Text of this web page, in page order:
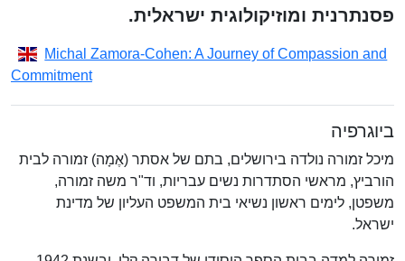
פסנתרנית ומוזיקולוגית ישראלית.
Michal Zamora-Cohen: A Journey of Compassion and
Commitment
ביוגרפיה
מיכל זמורה נולדה בירושלים, בתם של אסתר (אֶמָה) זמורה לבית
הורביץ, מראשי הסתדרות נשים עבריות, וד"ר משה זמורה,
משפטן, לימים ראשון נשיאי בית המשפט העליון של מדינת
ישראל.